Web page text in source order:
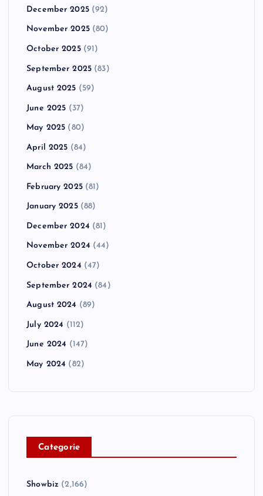
December 2025(92)
November 2025(80)
October 2025(91)
September 2025 (83)
August 2025 (59)
June 2025 (37)
May 2025 (80)
April 2025 (84)
March 2025 (84)
February 2025(81)
January 2025(88)
December 2024 (81)
November 2024 (44)
October 2024 (47)
September 2024 (84)
August 2024 (89)
July 2024 (112)
June 2024 (147)
May 2024 (82)
Categorie
Showbiz (2,166)